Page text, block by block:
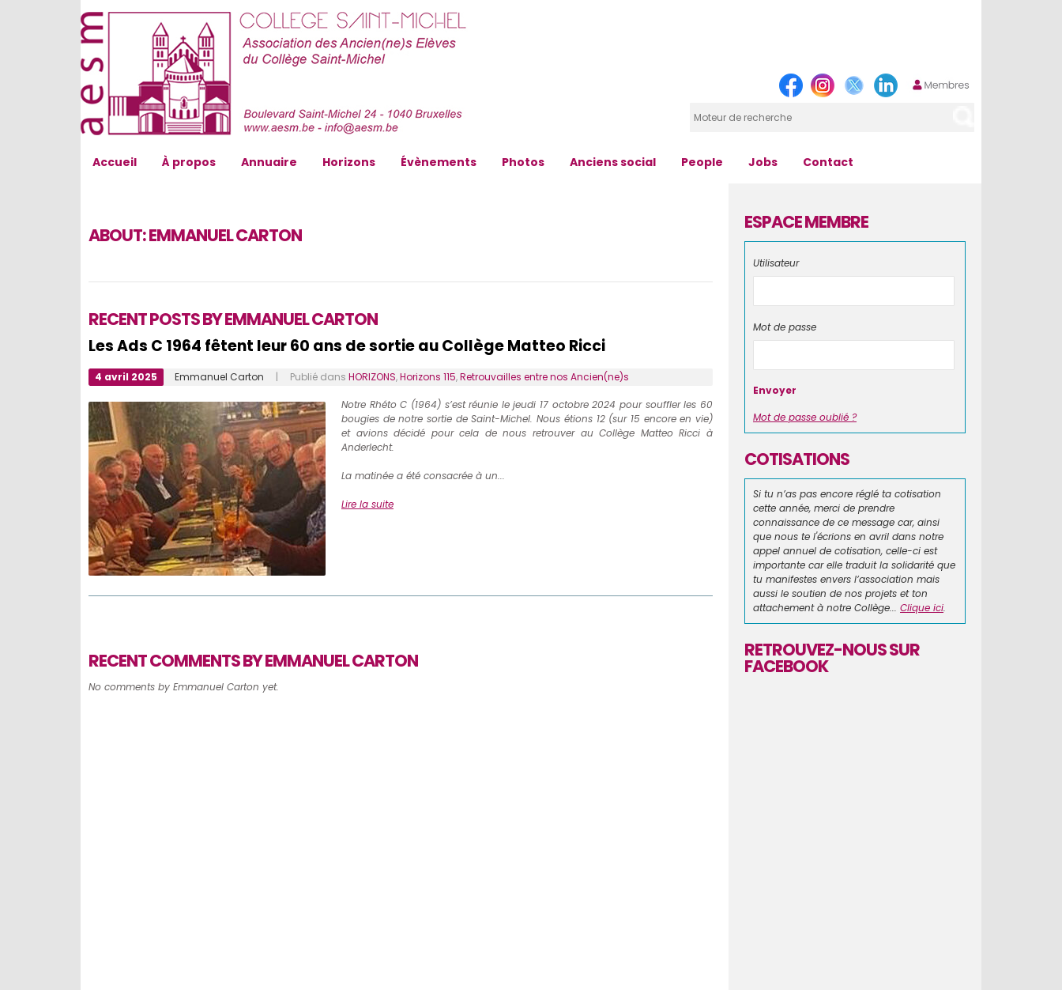
Accueil À propos Annuaire Horizons Évènements Photos Anciens social People Jobs Contact
ABOUT:EMMANUEL CARTON
RECENT POSTS BY EMMANUEL CARTON
Les Ads C 1964 fêtent leur 60 ans de sortie au Collège Matteo Ricci
4 avril 2025 Emmanuel Carton | Publié dans HORIZONS,Horizons 115,Retrouvailles entre nos Ancien(ne)s
Notre Rhéto C (1964) s’est réunie le jeudi 17 octobre 2024 pour souffler les 60
bougies de notre sortie de Saint-Michel. Nous étions 12 (sur 15 encore en vie)
et avions décidé pour cela de nous retrouver au Collège Matteo Ricci à
Anderlecht.
La matinée a été consacrée à un...
Lire la suite
RECENT COMMENTS BY EMMANUEL CARTON
No comments by Emmanuel Carton yet.
ESPACE MEMBRE
Utilisateur
Mot de passe
Mot de passe oublié ?
COTISATIONS
Si tu n’as pas encore réglé ta cotisation
cette année, merci de prendre
connaissance de ce message car, ainsi
que nous te l'écrions en avril dans notre
appel annuel de cotisation, celle-ci est
importante car elle traduit la solidarité que
tu manifestes envers l’association mais
aussi le soutien de nos projets et ton
attachement à notre Collège... Clique ici.
RETROUVEZ-NOUS SUR
FACEBOOK